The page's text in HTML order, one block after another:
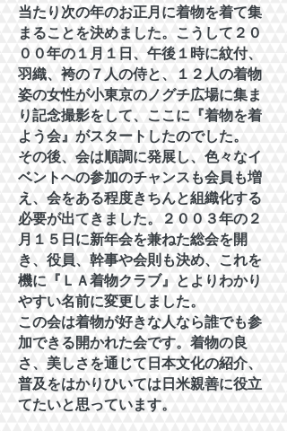
当たり次の年のお正月に着物を着て集
まることを決めました。こうして２０
００年の１月１日、午後１時に紋付、
羽織、袴の７人の侍と、１２人の着物
姿の女性が小東京のノグチ広場に集ま
り記念撮影をして、ここに『着物を着
よう会』がスタートしたのでした。
その後、会は順調に発展し、色々なイ
ベントへの参加のチャンスも会員も増
え、会をある程度きちんと組織化する
必要が出てきました。２００３年の２
月１５日に新年会を兼ねた総会を開
き、役員、幹事や会則も決め、これを
機に『ＬＡ着物クラブ』とよりわかり
やすい名前に変更しました。
この会は着物が好きな人なら誰でも参
加できる開かれた会です。着物の良
さ、美しさを通じて日本文化の紹介、
普及をはかりひいては日米親善に役立
てたいと思っています。